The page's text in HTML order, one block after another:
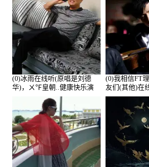
(0)冰雨在线听(原唱是刘德
华)，ㄨ℉皇朝..健康快乐演
(0)我相信FT
友们(其他)在
培安)，老乔